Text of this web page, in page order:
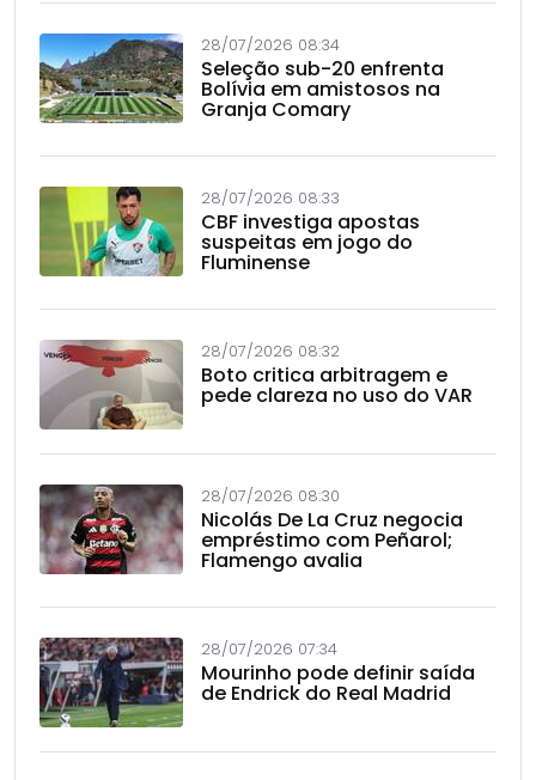
28/07/2026 08:34
Seleção sub-20 enfrenta
Bolívia em amistosos na
Granja Comary
28/07/2026 08:33
CBF investiga apostas
suspeitas em jogo do
Fluminense
28/07/2026 08:32
Boto critica arbitragem e
pede clareza no uso do VAR
28/07/2026 08:30
Nicolás De La Cruz negocia
empréstimo com Peñarol;
Flamengo avalia
28/07/2026 07:34
Mourinho pode definir saída
de Endrick do Real Madrid